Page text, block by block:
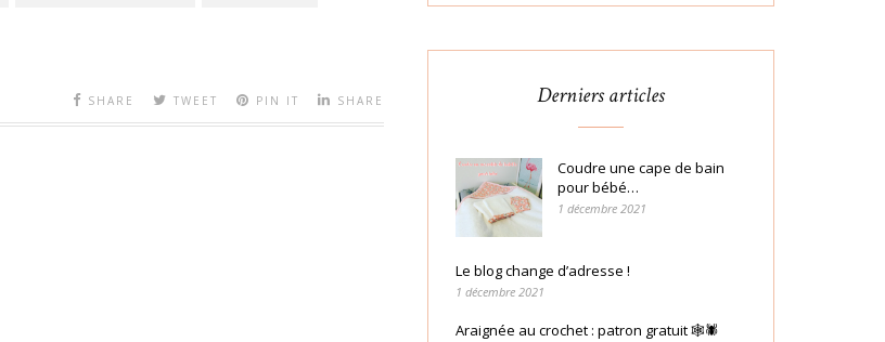
SHARE TWEET PIN IT SHARE Derniers articles
Coudre une cape de bain
pour bébé…
1 décembre 2021
Le blog change d’adresse !
1 décembre 2021
Araignée au crochet : patron gratuit 🕸🕷